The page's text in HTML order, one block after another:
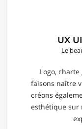
UX
Le
Logo,
faisons naître
créons
esthétique sur